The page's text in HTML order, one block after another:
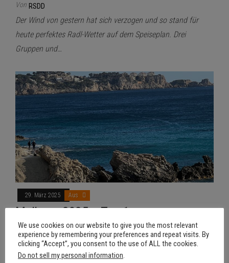
Von RSDD
Der Wind von gestern hat sich verzogen und so stand für
heute perfektes Radl-Wetter auf dem Speiseplan. Drei
Gruppen und…
29. März 2025 Aus
Mallorca 2025 – Tag 1
Von RSDD
Tja, so schnell vergeht die Zeit. Es ist gefühlt noch gar nicht
so lange her, dass wir letztes Jahr in…
We use cookies on our website to give you the most relevant
experience by remembering your preferences and repeat visits. By
clicking “Accept”, you consent to the use of ALL the cookies.
Do not sell my personal information